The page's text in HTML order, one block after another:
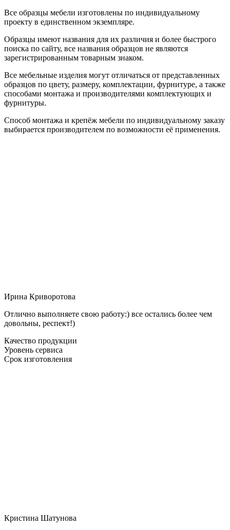
Все образцы мебели изготовлены по индивидуальному
проекту в единственном экземпляре.
Образцы имеют названия для их различия и более быстрого
поиска по сайту, все названия образцов не являются
зарегистрированным товарным знаком.
Все мебельные изделия могут отличаться от представленных
образцов по цвету, размеру, комплектации, фурнитуре, а также
способами монтажа и производителями комплектующих и
фурнитуры.
Способ монтажа и крепёж мебели по индивидуальному заказу
выбирается производителем по возможности её применения.
Ирина Криворотова
Отлично выполняете свою работу:) все остались более чем
довольны, респект!)
Качество продукции
Уровень сервиса
Срок изготовления
Кристина Шатунова